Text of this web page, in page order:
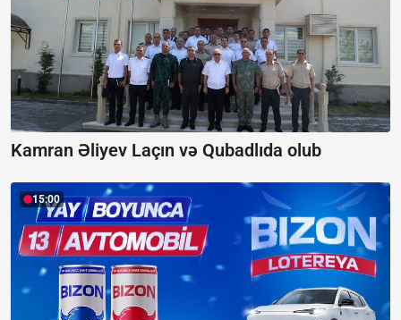
Kamran Əliyev Laçın və Qubadlıda olub
15:00